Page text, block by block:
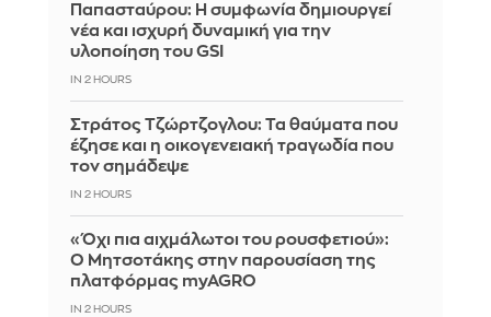
Παπασταύρου: Η συμφωνία δημιουργεί
νέα και ισχυρή δυναμική για την
υλοποίηση του GSI
IN 2 HOURS
Στράτος Τζώρτζογλου: Τα θαύματα που
έζησε και η οικογενειακή τραγωδία που
τον σημάδεψε
IN 2 HOURS
«Όχι πια αιχμάλωτοι του ρουσφετιού»:
Ο Μητσοτάκης στην παρουσίαση της
πλατφόρμας myAGRO
IN 2 HOURS